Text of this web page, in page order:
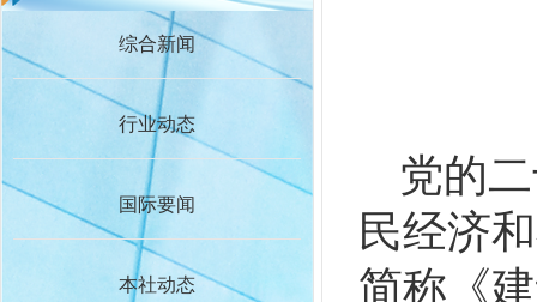
综合新闻
行业动态
国际要闻
本社动态
党的
民经济
简称《